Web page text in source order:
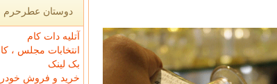
دوستان عطرحرم
آتلیه دات کام
انتخابات مجلس ،
بک لینک
خرید و فروش